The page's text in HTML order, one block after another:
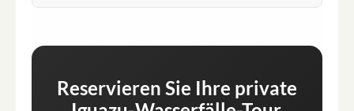
Reservieren Sie Ihre private